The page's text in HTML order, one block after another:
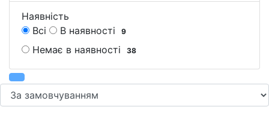
Наявність
Всі
В наявності 9
Немає в наявності 38